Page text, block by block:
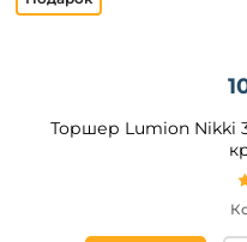
Торшер Lumion Nikki